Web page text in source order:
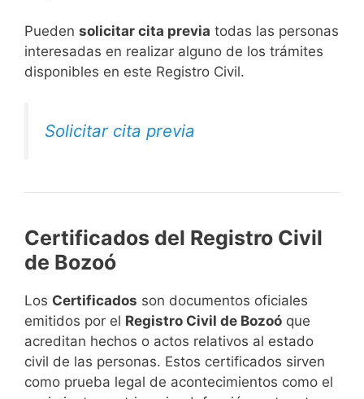
​Pueden solicitar cita previa todas las personas
interesadas en realizar alguno de los trámites
disponibles en este Registro Civil.​
Solicitar cita previa
Certificados del Registro Civil
de Bozoó
Los Certificados son documentos oficiales
emitidos por el Registro Civil de Bozoó que
acreditan hechos o actos relativos al estado
civil de las personas. Estos certificados sirven
como prueba legal de acontecimientos como el